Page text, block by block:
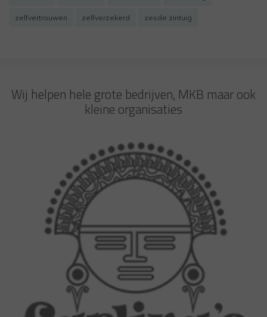
zelfvertrouwen zelfverzekerd zesde zintuig
Wij helpen hele grote bedrijven, MKB maar ook
kleine organisaties